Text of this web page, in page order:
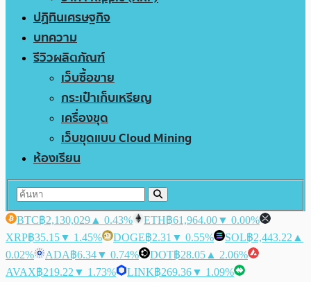
ปฏิทินเศรษฐกิจ
บทความ
รีวิวผลิตภัณฑ์
เว็บซื้อขาย
กระเป๋าเก็บเหรียญ
เครื่องขุด
เว็บขุดแบบ Cloud Mining
ห้องเรียน
BTC฿2,130,029 ▲ 0.43% ETH฿61,964.00▼ 0.00%
XRP฿35.15▼ 1.45% DOGE฿2.31 ▼ 0.55% SOL฿2,443.22 ▲
0.02%
ADA฿6.34▼ 0.74% DOT฿28.05 ▲ 2.06%
AVAX฿219.22 ▼ 1.73% LINK฿269.36▼ 1.09%